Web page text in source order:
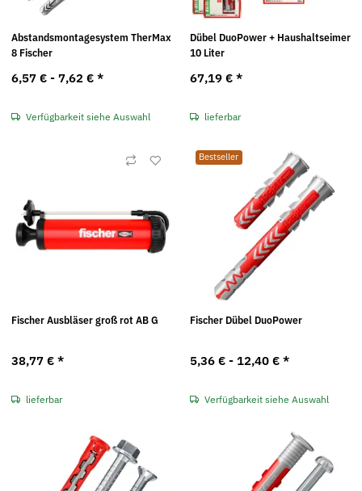
Abstandsmontagesystem TherMax
8 Fischer
6,57 € - 7,62 € *
Verfügbarkeit siehe Auswahl
Dübel DuoPower + Haushaltseimer
10 Liter
67,19 € *
lieferbar
Fischer Ausbläser groß rot AB G
38,77 € *
lieferbar
Bestseller
Fischer Dübel DuoPower
5,36 € - 12,40 € *
Verfügbarkeit siehe Auswahl